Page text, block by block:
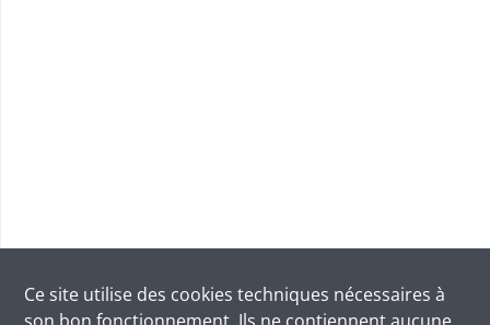
Ce site utilise des cookies techniques nécessaires à